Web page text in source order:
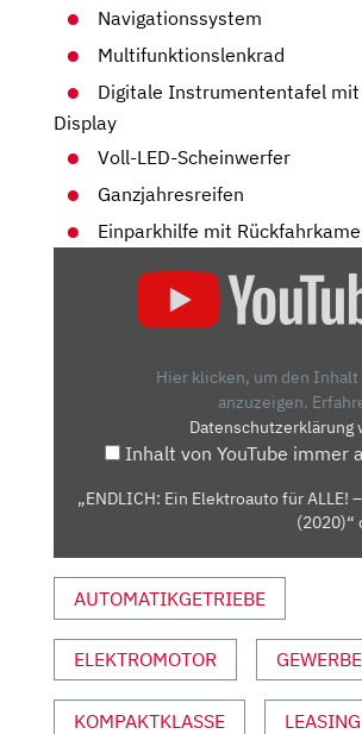
Navigationssystem
Multifunktionslenkrad
Digitale Instrumententafel
Display
Voll-LED-Scheinwerfer
Ganzjahresreifen
Einparkhilfe mit
ELEKTROAUTO
(2020)“
ANZEIGEN
Hier klicken, um den Inhalt
anzuzeigen.
Datenschutzerklärung
Inhalt von YouTube immer
„ENDLICH: Ein Elektroauto für ALLE!
(2020)“
AUTOMATIKGETRIEBE
ELEKTROMOTOR GEWERBE
KOMPAKTKLASSE LEASING